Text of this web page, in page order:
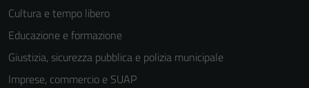
Cultura e tempo libero
Educazione e formazione
Giustizia, sicurezza pubblica e polizia municipale
Imprese, commercio e SUAP